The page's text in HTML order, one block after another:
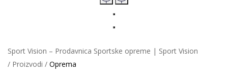
Sport Vision – Prodavnica Sportske opreme | Sport Vision
Proizvodi
Oprema